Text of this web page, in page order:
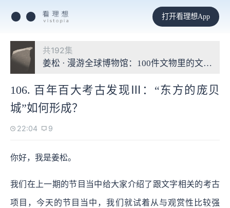
打开看理想App
共192集
姜松 · 漫游全球博物馆：100件文物里的文明故事
106. 百年百大考古发现Ⅲ：“东方的庞贝
城”如何形成？
22:04 9
你好，我是姜松。
我们在上一期的节目当中给大家介绍了跟文字相关的考古
项目，今天的节目当中，我们就试着从与观赏性比较强